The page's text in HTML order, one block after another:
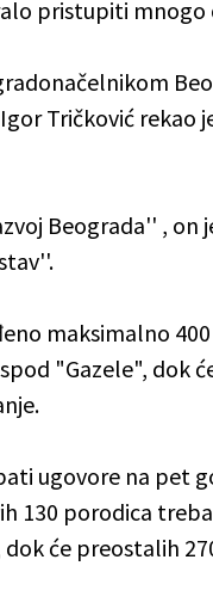
pristupiti mnogo
Tričković rekao
Beograda'' , on
maksimalno
"Gazele", dok
ugovore na pet
130 porodica
će preostalih